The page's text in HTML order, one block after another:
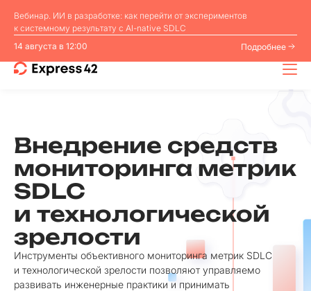
14 августа в 12:00 Подробнее
Вебинар. ИИ в разработке: как перейти от экспериментов
к системному результату с AI⁠-⁠native SDLC
Внедрение средств
мониторинга метрик
SDLC
и технологической
зрелости
Инструменты объективного мониторинга метрик SDLC
и технологической зрелости позволяют управляемо
развивать инженерные практики и принимать